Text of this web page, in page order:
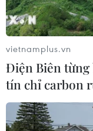
lửa vào
Thương vụ
tin về tình
vietnamplus.vn
Điện Biên
tín chỉ carbon